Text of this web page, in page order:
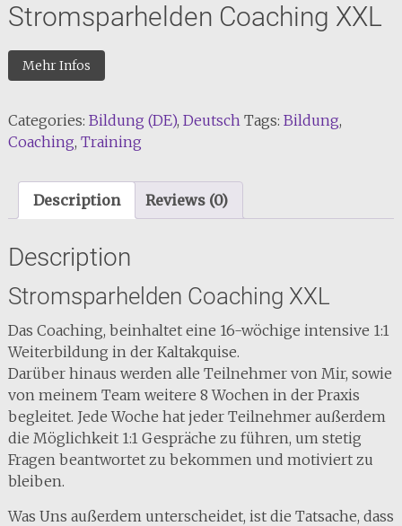
Stromsparhelden Coaching XXL
Mehr Infos
Categories: Bildung (DE), Deutsch Tags: Bildung,
Coaching, Training
Description Reviews (0)
Description
Stromsparhelden Coaching XXL
Das Coaching, beinhaltet eine 16-wöchige intensive 1:1
Weiterbildung in der Kaltakquise.
Darüber hinaus werden alle Teilnehmer von Mir, sowie
von meinem Team weitere 8 Wochen in der Praxis
begleitet. Jede Woche hat jeder Teilnehmer außerdem
die Möglichkeit 1:1 Gespräche zu führen, um stetig
Fragen beantwortet zu bekommen und motiviert zu
bleiben.
Was Uns außerdem unterscheidet, ist die Tatsache, dass